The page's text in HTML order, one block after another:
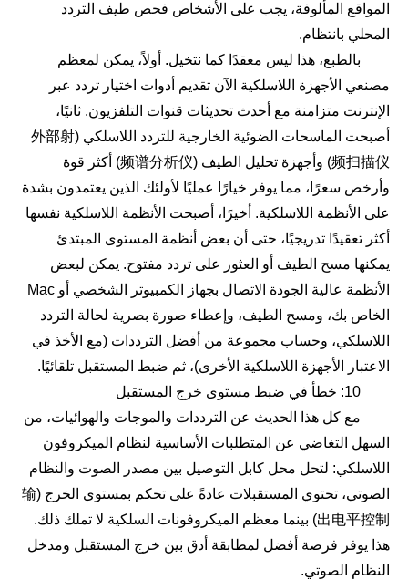
المواقع المألوفة، يجب على الأشخاص فحص طيف التردد
المحلي بانتظام.
بالطبع، هذا ليس معقدًا كما نتخيل. أولاً، يمكن لمعظم
مصنعي الأجهزة اللاسلكية الآن تقديم أدوات اختيار تردد عبر
الإنترنت متزامنة مع أحدث تحديثات قنوات التلفزيون. ثانيًا،
أصبحت الماسحات الضوئية الخارجية للتردد اللاسلكي (外部射
频扫描仪) وأجهزة تحليل الطيف (频谱分析仪) أكثر قوة
وأرخص سعرًا، مما يوفر خيارًا عمليًا لأولئك الذين يعتمدون بشدة
على الأنظمة اللاسلكية. أخيرًا، أصبحت الأنظمة اللاسلكية نفسها
أكثر تعقيدًا تدريجيًا، حتى أن بعض أنظمة المستوى المبتدئ
يمكنها مسح الطيف أو العثور على تردد مفتوح. يمكن لبعض
الأنظمة عالية الجودة الاتصال بجهاز الكمبيوتر الشخصي أو Mac
الخاص بك، ومسح الطيف، وإعطاء صورة بصرية لحالة التردد
اللاسلكي، وحساب مجموعة من أفضل الترددات (مع الأخذ في
الاعتبار الأجهزة اللاسلكية الأخرى)، ثم ضبط المستقبل تلقائيًا.
مع كل هذا الحديث عن الترددات والموجات والهوائيات، من
السهل التغاضي عن المتطلبات الأساسية لنظام الميكروفون
اللاسلكي: لتحل محل كابل التوصيل بين مصدر الصوت والنظام
الصوتي، تحتوي المستقبلات عادةً على تحكم بمستوى الخرج (输
出电平控制) بينما معظم الميكروفونات السلكية لا تملك ذلك.
هذا يوفر فرصة أفضل لمطابقة أدق بين خرج المستقبل ومدخل
النظام الصوتي.